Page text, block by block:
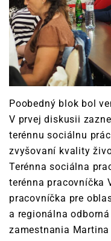
Poobedný blok bol
V prvej diskusii
terénnu sociálnu
zvyšovaní kvality
Terénna sociálna
terénna pracovníčka
pracovníčka pre
a regionálna
zamestnania